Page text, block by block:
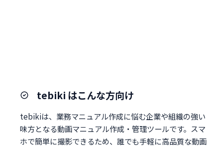
tebiki はこんな方向け
tebikiは、業務マニュアル作成に悩む企業や組織の強い
味方となる動画マニュアル作成・管理ツールです。スマ
ホで簡単に撮影できるため、誰でも手軽に高品質な動画